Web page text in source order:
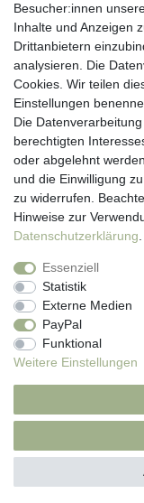
Kundenservice
Hotline: 07452 -
Kontakt
Anmelden
Registrieren
Newsletter
Versand &
Zahlungsarten
viasalutis
Mehr zu viasalutis
Beratungscenter
News
Beliebte Produkte
Besucher:innen
Inhalte und Anzeigen
Drittanbietern
analysieren. Die
Cookies. Wir teilen
Einstellungen
Die
berechtigten
oder abgelehnt
und die Einwilligung
zu widerrufen.
Hinweise zur
Daten­schutz­erklärung
Essenziell
Statistik
Externe Medien
PayPal
Funktional
Weitere Einstellungen
Impressum